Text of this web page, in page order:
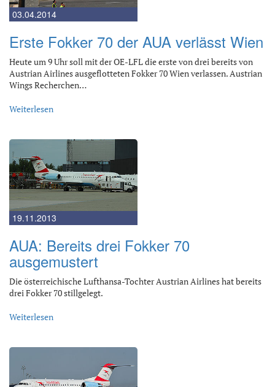
03.04.2014
Erste Fokker 70 der AUA verlässt Wien
Heute um 9 Uhr soll mit der OE-LFL die erste von drei bereits von
Austrian Airlines ausgeflotteten Fokker 70 Wien verlassen. Austrian
Wings Recherchen…
Weiterlesen
19.11.2013
AUA: Bereits drei Fokker 70
ausgemustert
Die österreichische Lufthansa-Tochter Austrian Airlines hat bereits
drei Fokker 70 stillgelegt.
Weiterlesen